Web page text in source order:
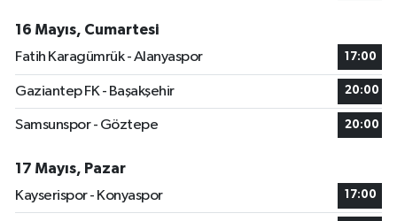
16 Mayıs, Cumartesi
Fatih Karagümrük - Alanyaspor
17:00
Gaziantep FK - Başakşehir 20:00
Samsunspor - Göztepe 20:00
17 Mayıs, Pazar
Kayserispor - Konyaspor
17:00